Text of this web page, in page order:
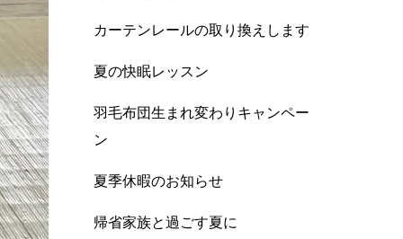
カーテンレールの取り換えします
夏の快眠レッスン
羽毛布団生まれ変わりキャンペー
ン
夏季休暇のお知らせ
帰省家族と過ごす夏に